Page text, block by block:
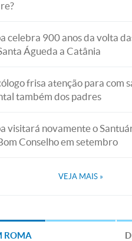
celebra 900 anos da volta
Águeda a Catânia
frisa atenção para com
também dos padres
visitará novamente o
Conselho em setembro
VEJA MAIS »
ROMA